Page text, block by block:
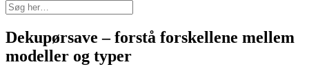
Dekupørsave – forstå forskellene mellem
modeller og typer